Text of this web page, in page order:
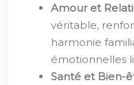
Amour et
véritable,
harmonie
émotionnelles
Santé et Bien-